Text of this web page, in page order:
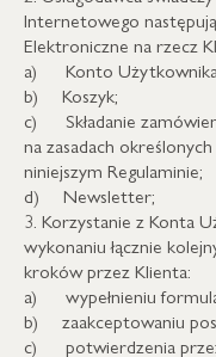
Internetowego
Elektroniczne na rzecz
a) Konto
b) Koszyk;
c) Składanie
na zasadach
niniejszym Regulaminie;
d) Newsletter;
3. Korzystanie z Konta
wykonaniu łącznie
kroków przez Klienta:
a) wypełnieniu
b) zaakceptowaniu
c) potwierdzenia